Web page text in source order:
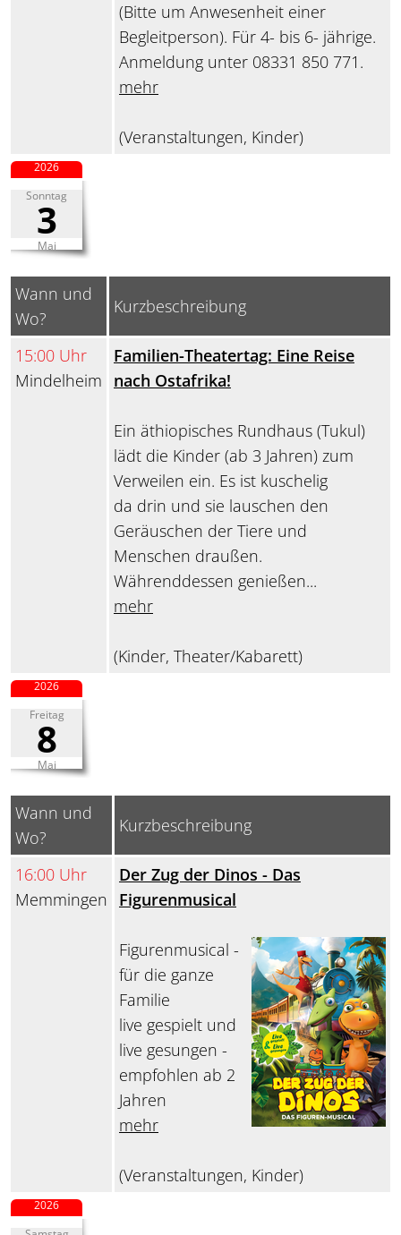
(Bitte um Anwesenheit einer
Begleitperson). Für 4- bis 6- jährige.
Anmeldung unter 08331 850 771.
mehr
(Veranstaltungen, Kinder)
Sonntag
3
Mai
2026
Wann und
Wo?
Kurzbeschreibung
15:00 Uhr
Mindelheim
Familien-Theatertag: Eine Reise
nach Ostafrika!
Ein äthiopisches Rundhaus (Tukul)
lädt die Kinder (ab 3 Jahren) zum
Verweilen ein. Es ist kuschelig
da drin und sie lauschen den
Geräuschen der Tiere und
Menschen draußen.
Währenddessen genießen...
mehr
(Kinder, Theater/Kabarett)
Freitag
8
Mai
2026
Wann und
Wo?
Kurzbeschreibung
16:00 Uhr
Memmingen
Der Zug der Dinos - Das
Figurenmusical
Figurenmusical -
für die ganze
Familie
live gespielt und
live gesungen -
empfohlen ab 2
Jahren
mehr
(Veranstaltungen, Kinder)
2026